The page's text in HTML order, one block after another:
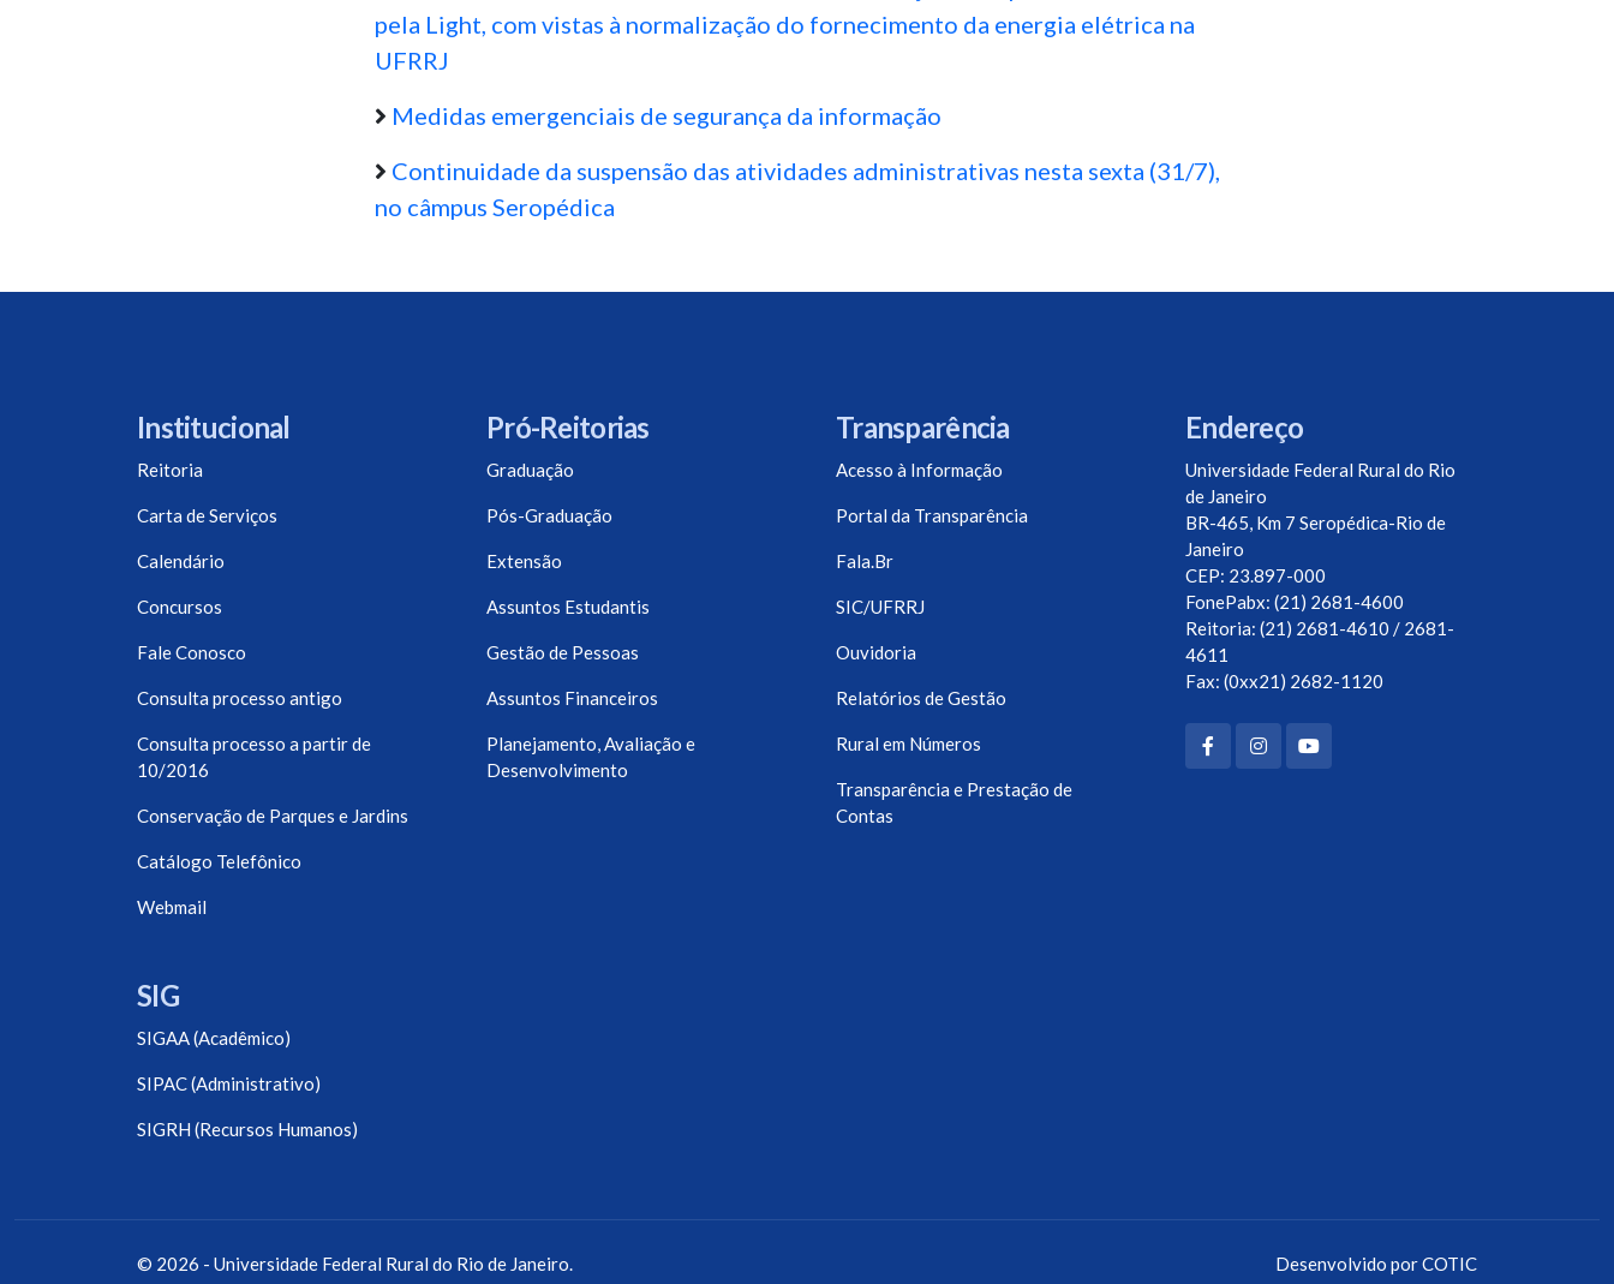
pela Light, com vistas à normalização do fornecimento da energia elétrica na
UFRRJ
Medidas emergenciais de segurança da informação
Continuidade da suspensão das atividades administrativas nesta sexta (31/7),
no câmpus Seropédica
Institucional
Reitoria
Carta de Serviços
Calendário
Concursos
Fale Conosco
Consulta processo antigo
Consulta processo a partir de
10/2016
Conservação de Parques e Jardins
Catálogo Telefônico
Webmail
SIG
SIGAA (Acadêmico)
SIPAC (Administrativo)
SIGRH (Recursos Humanos)
Pró-Reitorias
Graduação
Pós-Graduação
Extensão
Assuntos Estudantis
Gestão de Pessoas
Assuntos Financeiros
Planejamento, Avaliação e
Desenvolvimento
Transparência
Acesso à Informação
Portal da Transparência
Fala.Br
SIC/UFRRJ
Ouvidoria
Relatórios de Gestão
Rural em Números
Transparência e Prestação de
Contas
Endereço
Universidade Federal Rural do Rio
de Janeiro
BR-465, Km 7 Seropédica-Rio de
Janeiro
CEP: 23.897-000
FonePabx: (21) 2681-4600
Reitoria: (21) 2681-4610 / 2681-
4611
Fax: (0xx21) 2682-1120
© 2026 - Universidade Federal Rural do Rio de Janeiro. Desenvolvido porCOTIC